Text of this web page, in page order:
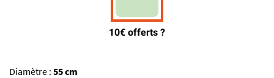
Diamètre : 55 cm